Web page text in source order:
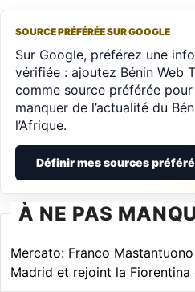
SOURCE PRÉFÉRÉE SUR GOOGLE
Sur Google, préférez une
vérifiée : ajoutez Bénin Web
comme source préférée
manquer de l’actualité du
l’Afrique.
Définir mes sources
À NE PAS
Mercato: Franco
Madrid et rejoint la Fiorentina